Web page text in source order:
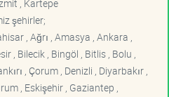
, Kartepe
şehirler;
, Ağrı , Amasya , Ankara ,
, Bilecik , Bingöl , Bitlis , Bolu ,
, Çorum , Denizli , Diyarbakır ,
, Eskişehir , Gaziantep ,